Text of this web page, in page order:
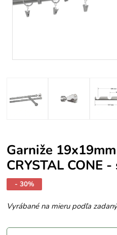
Garniže
CRYSTAL CONE
- 30%
Vyrábané na mieru podľa